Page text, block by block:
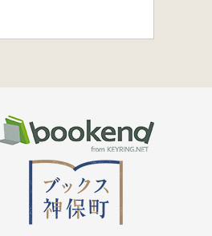
七)/6 天